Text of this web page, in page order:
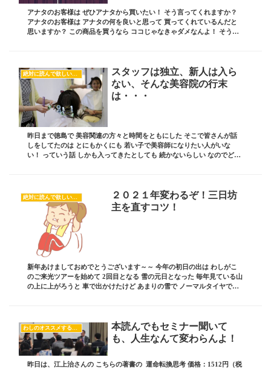
アナタのお客様は ぜひアナタから買いたい！ そう言ってくれますか？
アナタのお客様は アナタの何を良いと思って 買ってくれているんだと
思いますか？ この商品を買うなら ココじゃなきゃダメなんよ！ そう思
絶対に読んで欲しいオススメ記事
スタッフは独立、新人は入ら
ない、そんな美容院の行末
は・・・
昨日まで徳島で 美容関連の方々と時間をともにした そこで皆さんが話
しをしてたのは とにもかくにも 若い子で美容師になりたい人がいな
い！ っていう話 しかも入ってきたとしても 続かないらしい なのでどの
絶対に読んで欲しいオススメ記事
２０２１年変わるぞ！三日坊
主を直すコツ！
新年あけましておめでとうございます～～ 今年の初日の出は わしがこ
のご来光ツアーを始めて 2回目となる 雪の元日となった 毎年見ている山
の上に上がろうと 車で出かけたけど あまりの雪で ノーマルタイヤでは
わしのオススメする良い本
本読んでもセミナー聞いて
も、人生なんて変わらんよ！
昨日は、江上治さんの こちらの著書の 運命転換思考 価格：1512円（税